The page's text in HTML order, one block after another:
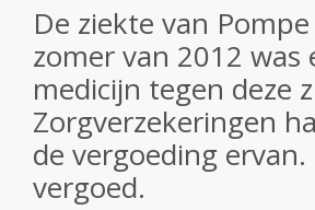
De ziekte van
zomer van 2012 was
medicijn tegen deze
Zorgverzekeringen
de vergoeding
vergoed.